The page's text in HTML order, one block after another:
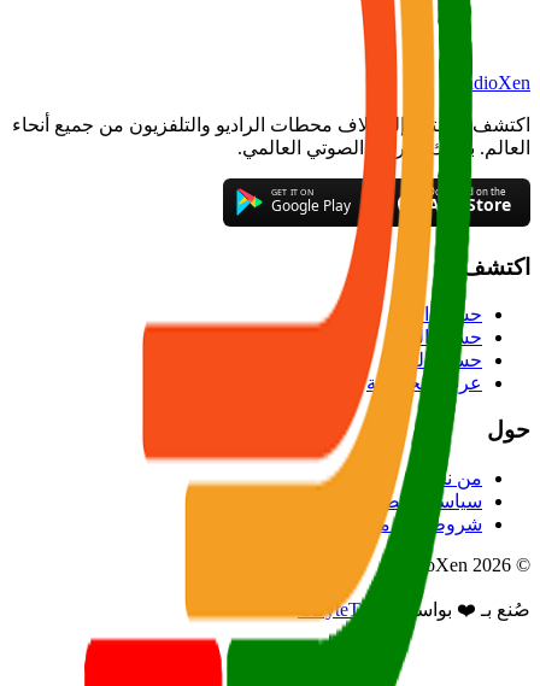
RadioXen
اكتشف واستمع إلى آلاف محطات الراديو والتلفزيون من جميع أنحاء
العالم. بوابتك للترفيه الصوتي العالمي.
اكتشف
حسب البلد
حسب النوع
حسب اللغة
عرض الخريطة
حول
من نحن
سياسة الخصوصية
شروط الخدمة
© 2026 RadioXen
صُنع بـ ❤️ بواسطة GByteTech